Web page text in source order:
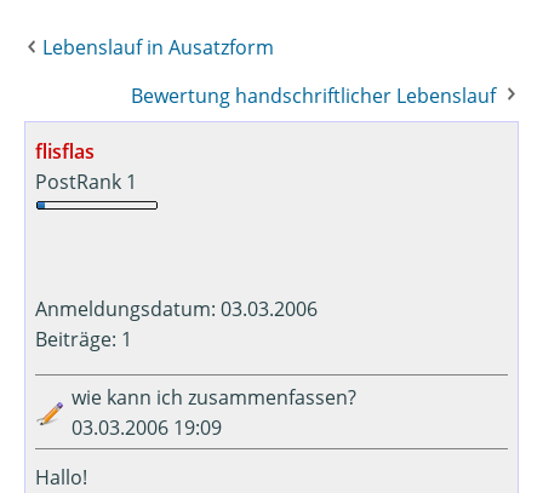
Lebenslauf in Ausatzform
Bewertung handschriftlicher Lebenslauf
flisflas
PostRank 1
Anmeldungsdatum: 03.03.2006
Beiträge: 1
wie kann ich zusammenfassen?
03.03.2006 19:09
Hallo!